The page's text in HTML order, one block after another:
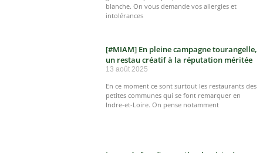
blanche. On vous demande vos allergies et
intolérances
[#MIAM] En pleine campagne tourangelle,
un restau créatif à la réputation méritée
13 août 2025
En ce moment ce sont surtout les restaurants des
petites communes qui se font remarquer en
Indre-et-Loire. On pense notamment